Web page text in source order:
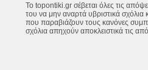
Το topontiki.gr σέβεται όλες τις
του να μην αναρτά υβριστικά σχόλια
που παραβιάζουν τους κανόνες
σχόλια απηχούν αποκλειστικά τις